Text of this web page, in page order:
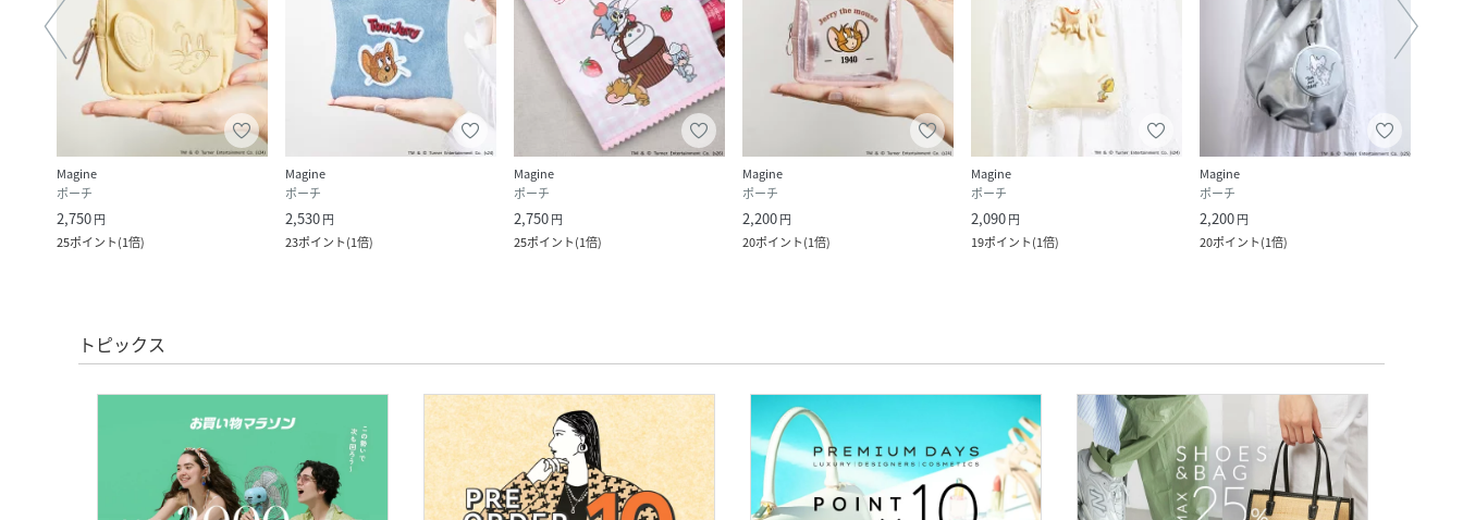
Magine
ポーチ
2,750円
25ポイント(1倍)
Magine
ポーチ
2,530円
23ポイント(1倍)
Magine
ポーチ
2,750円
25ポイント(1倍)
Magine
ポーチ
2,200円
20ポイント(1倍)
Magine
ポーチ
2,090円
19ポイント(1倍)
Magine
ポーチ
2,200円
20ポイント(1倍)
トピックス